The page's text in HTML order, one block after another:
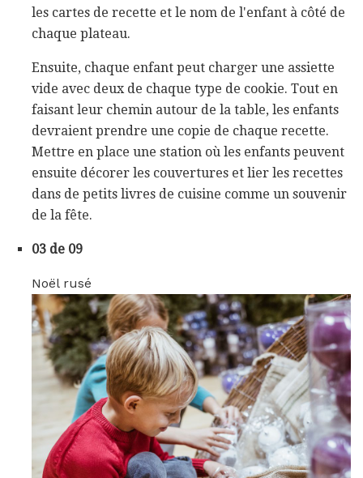
les cartes de recette et le nom de l'enfant à côté de
chaque plateau.
Ensuite, chaque enfant peut charger une assiette
vide avec deux de chaque type de cookie. Tout en
faisant leur chemin autour de la table, les enfants
devraient prendre une copie de chaque recette.
Mettre en place une station où les enfants peuvent
ensuite décorer les couvertures et lier les recettes
dans de petits livres de cuisine comme un souvenir
de la fête.
03 de 09
Noël rusé